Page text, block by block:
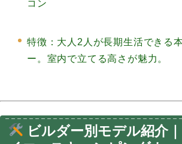
コン
特徴：大人2人が長期生活できる
ー。室内で立てる高さが魅力。
ビルダー別モデル紹介